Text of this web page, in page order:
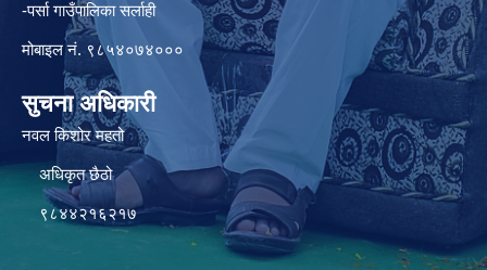
-पर्सा गाउँपालिका सर्लाही
मोबाइल नं. ९८५४०७४०००
सुचना अधिकारी
नवल किशोर महतो
अधिकृत छैठो
९८४४२१६२१७